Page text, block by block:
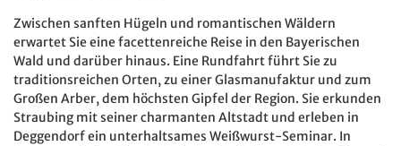
Zwischen sanften Hügeln und romantischen Wäldern
erwartet Sie eine facettenreiche Reise in den Bayerischen
Wald und darüber hinaus. Eine Rundfahrt führt Sie zu
traditionsreichen Orten, zu einer Glasmanufaktur und zum
Großen Arber, dem höchsten Gipfel der Region. Sie erkunden
Straubing mit seiner charmanten Altstadt und erleben in
Deggendorf ein unterhaltsames Weißwurst-Seminar. In